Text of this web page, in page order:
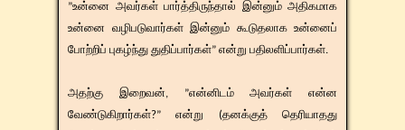
”உன்னை அவர்கள் பார்த்திருந்தால் இன்னும் அதிகமாக
உன்னை வழிபடுவார்கள் இன்னும் கூடுதலாக உன்னைப்
போற்றிப் புகழ்ந்து துதிப்பார்கள்” என்று பதிலளிப்பார்கள்.
அதற்கு இறைவன், ”என்னிடம் அவர்கள் என்ன
வேண்டுகிறார்கள்?” என்று (தனக்குத் தெரியாதது